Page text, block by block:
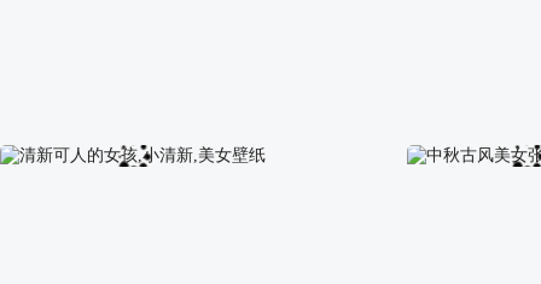
白色旗袍美女 古风 小清新 电脑 壁纸 白色 清纯 美女